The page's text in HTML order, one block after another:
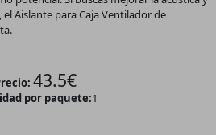
Aislante para Caja Ventilador de
43.5€
por paquete:1